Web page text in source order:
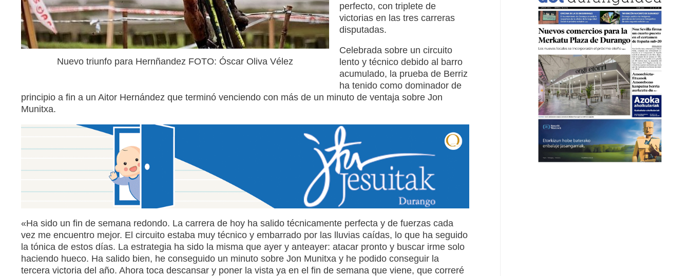
Nuevo triunfo para Hernñandez FOTO: Óscar Oliva Vélez
perfecto, con triplete de
victorias en las tres carreras
disputadas.
Celebrada sobre un circuito
lento y técnico debido al barro
acumulado, la prueba de Berriz
ha tenido como dominador de
principio a fin a un Aitor Hernández que terminó venciendo con más de un minuto de ventaja sobre Jon
Munitxa.
«Ha sido un fin de semana redondo. La carrera de hoy ha salido técnicamente perfecta y de fuerzas cada
vez me encuentro mejor. El circuito estaba muy técnico y embarrado por las lluvias caídas, lo que ha seguido
la tónica de estos días. La estrategia ha sido la misma que ayer y anteayer: atacar pronto y buscar irme solo
haciendo hueco. Ha salido bien, he conseguido un minuto sobre Jon Munitxa y he podido conseguir la
tercera victoria del año. Ahora toca descansar y poner la vista ya en el fin de semana que viene, que correré